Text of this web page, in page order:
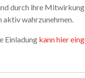
durch ihre Mitwirkung
aktiv wahrzunehmen.
Einladung kann hier